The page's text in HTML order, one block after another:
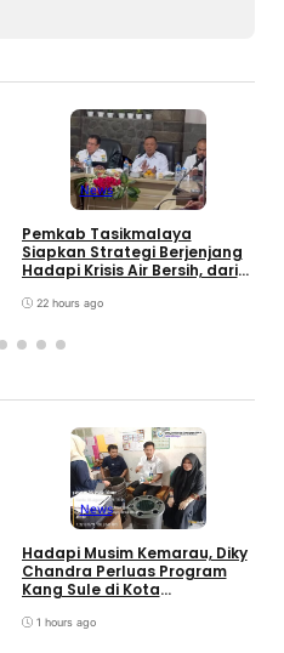
News
Pemkab Tasikmalaya
Siapkan Strategi Berjenjang
Hadapi Krisis Air Bersih, dari
Gerakan Reboisasi
22 hours ago
News
Hadapi Musim Kemarau, Diky
Chandra Perluas Program
Kang Sule di Kota
1 hours ago